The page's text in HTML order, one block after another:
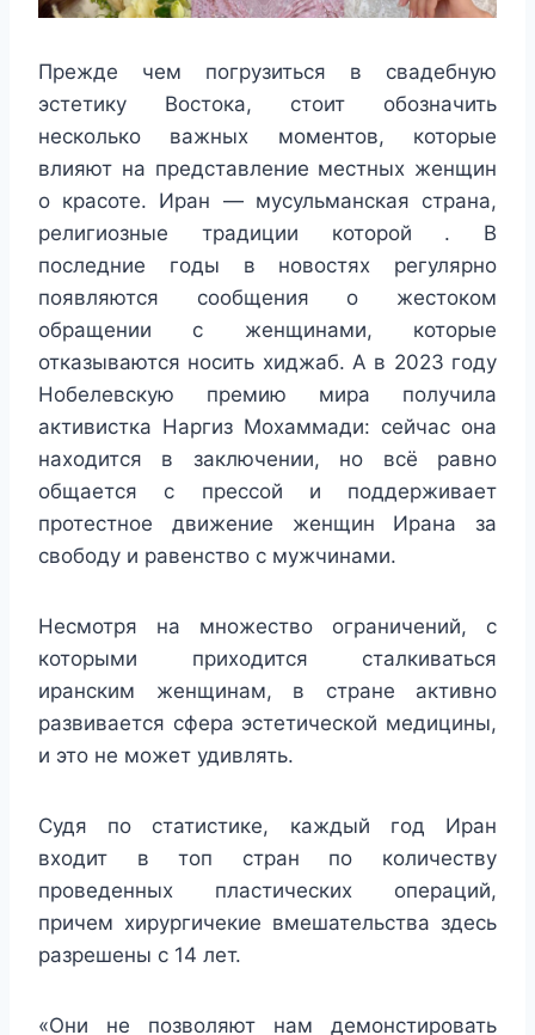
Прежде чем погрузиться в свадебную
эстетику Востока, стоит обозначить
несколько важных моментов, которые
влияют на представление местных женщин
о красоте. Иран — мусульманская страна,
религиозные традиции которой . В
последние годы в новостях регулярно
появляются сообщения о жестоком
обращении с женщинами, которые
отказываются носить хиджаб. А в 2023 году
Нобелевскую премию мира получила
активистка Наргиз Мохаммади: сейчас она
находится в заключении, но всё равно
общается с прессой и поддерживает
протестное движение женщин Ирана за
свободу и равенство с мужчинами.
Несмотря на множество ограничений, с
которыми приходится сталкиваться
иранским женщинам, в стране активно
развивается сфера эстетической медицины,
и это не может удивлять.
Судя по статистике, каждый год Иран
входит в топ стран по количеству
проведенных пластических операций,
причем хирургичекие вмешательства здесь
разрешены с 14 лет.
«Они не позволяют нам демонстировать